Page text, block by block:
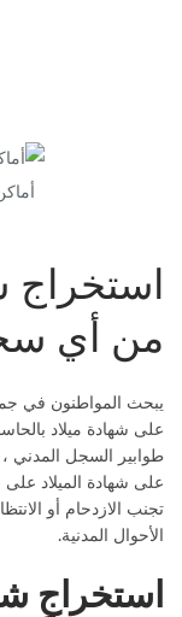
استخراج
من أي
يبحث المواطنون في
على شهادة ميلاد
طوابير السجل المدني
على شهادة الميلاد على
تجنب الازدحام أو
الأحوال المدنية.
استخراج